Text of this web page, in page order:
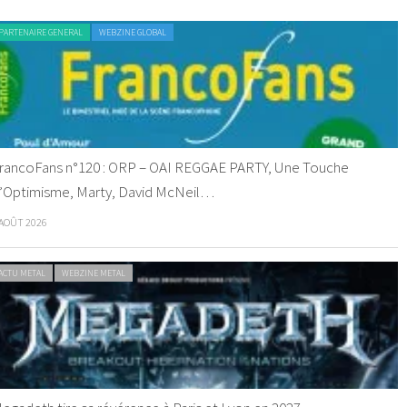
GENERAL WEBZINE GLOBAL
n°120 : ORP – OAI REGGAE PARTY, Une Touche
Marty, David McNeil…
2026
METAL WEBZINE METAL